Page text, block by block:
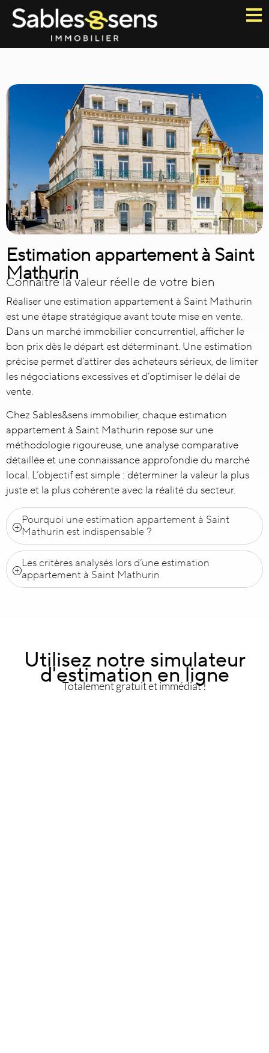
Estimation appartement à Saint
Mathurin
Connaître la valeur réelle de votre bien
Réaliser uneestimation appartement à Saint Mathurin
est une étape stratégique avant toute mise en vente.
Dans un marché immobilier concurrentiel, afficher le
bon prix dès le départ est déterminant. Une estimation
précise permet d’attirer des acheteurs sérieux, de limiter
les négociations excessives et d’optimiser le délai de
vente.
Chez Sables&sens immobilier, chaque estimation
appartement à Saint Mathurin repose sur une
méthodologie rigoureuse, une analyse comparative
détaillée et une connaissance approfondie du marché
local. L’objectif est simple : déterminer la valeur la plus
juste et la plus cohérente avec la réalité du secteur.
Pourquoi une estimation appartement à Saint
Mathurin est indispensable ?
Les critères analysés lors d’une estimation
appartement à Saint Mathurin
Utilisez notre simulateur
d'estimation en ligne
Totalement gratuit et immédiat !